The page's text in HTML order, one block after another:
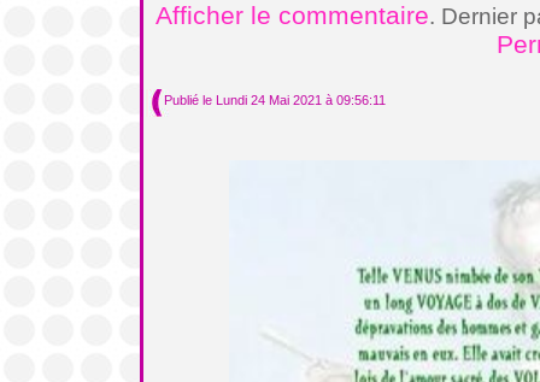
Afficher le commentaire. Dernier
Publié le Lundi 24 Mai 2021 à 09:56:11